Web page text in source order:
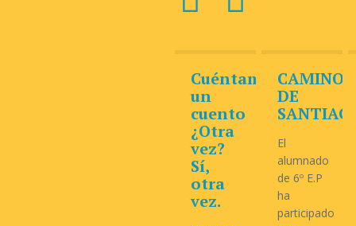
Cuéntame
un
cuento
¿Otra
vez?
Sí,
otra
vez.
CAMINO
DE
El
alumnado
de 6º E.P
ha
participado